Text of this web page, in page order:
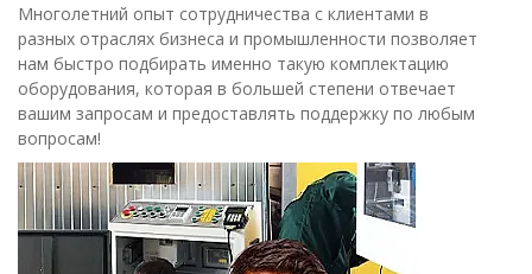
Многолетний опыт сотрудничества с клиентами в
разных отраслях бизнеса и промышленности позволяет
нам быстро подбирать именно такую комплектацию
оборудования, которая в большей степени отвечает
вашим запросам и предоставлять поддержку по любым
вопросам!